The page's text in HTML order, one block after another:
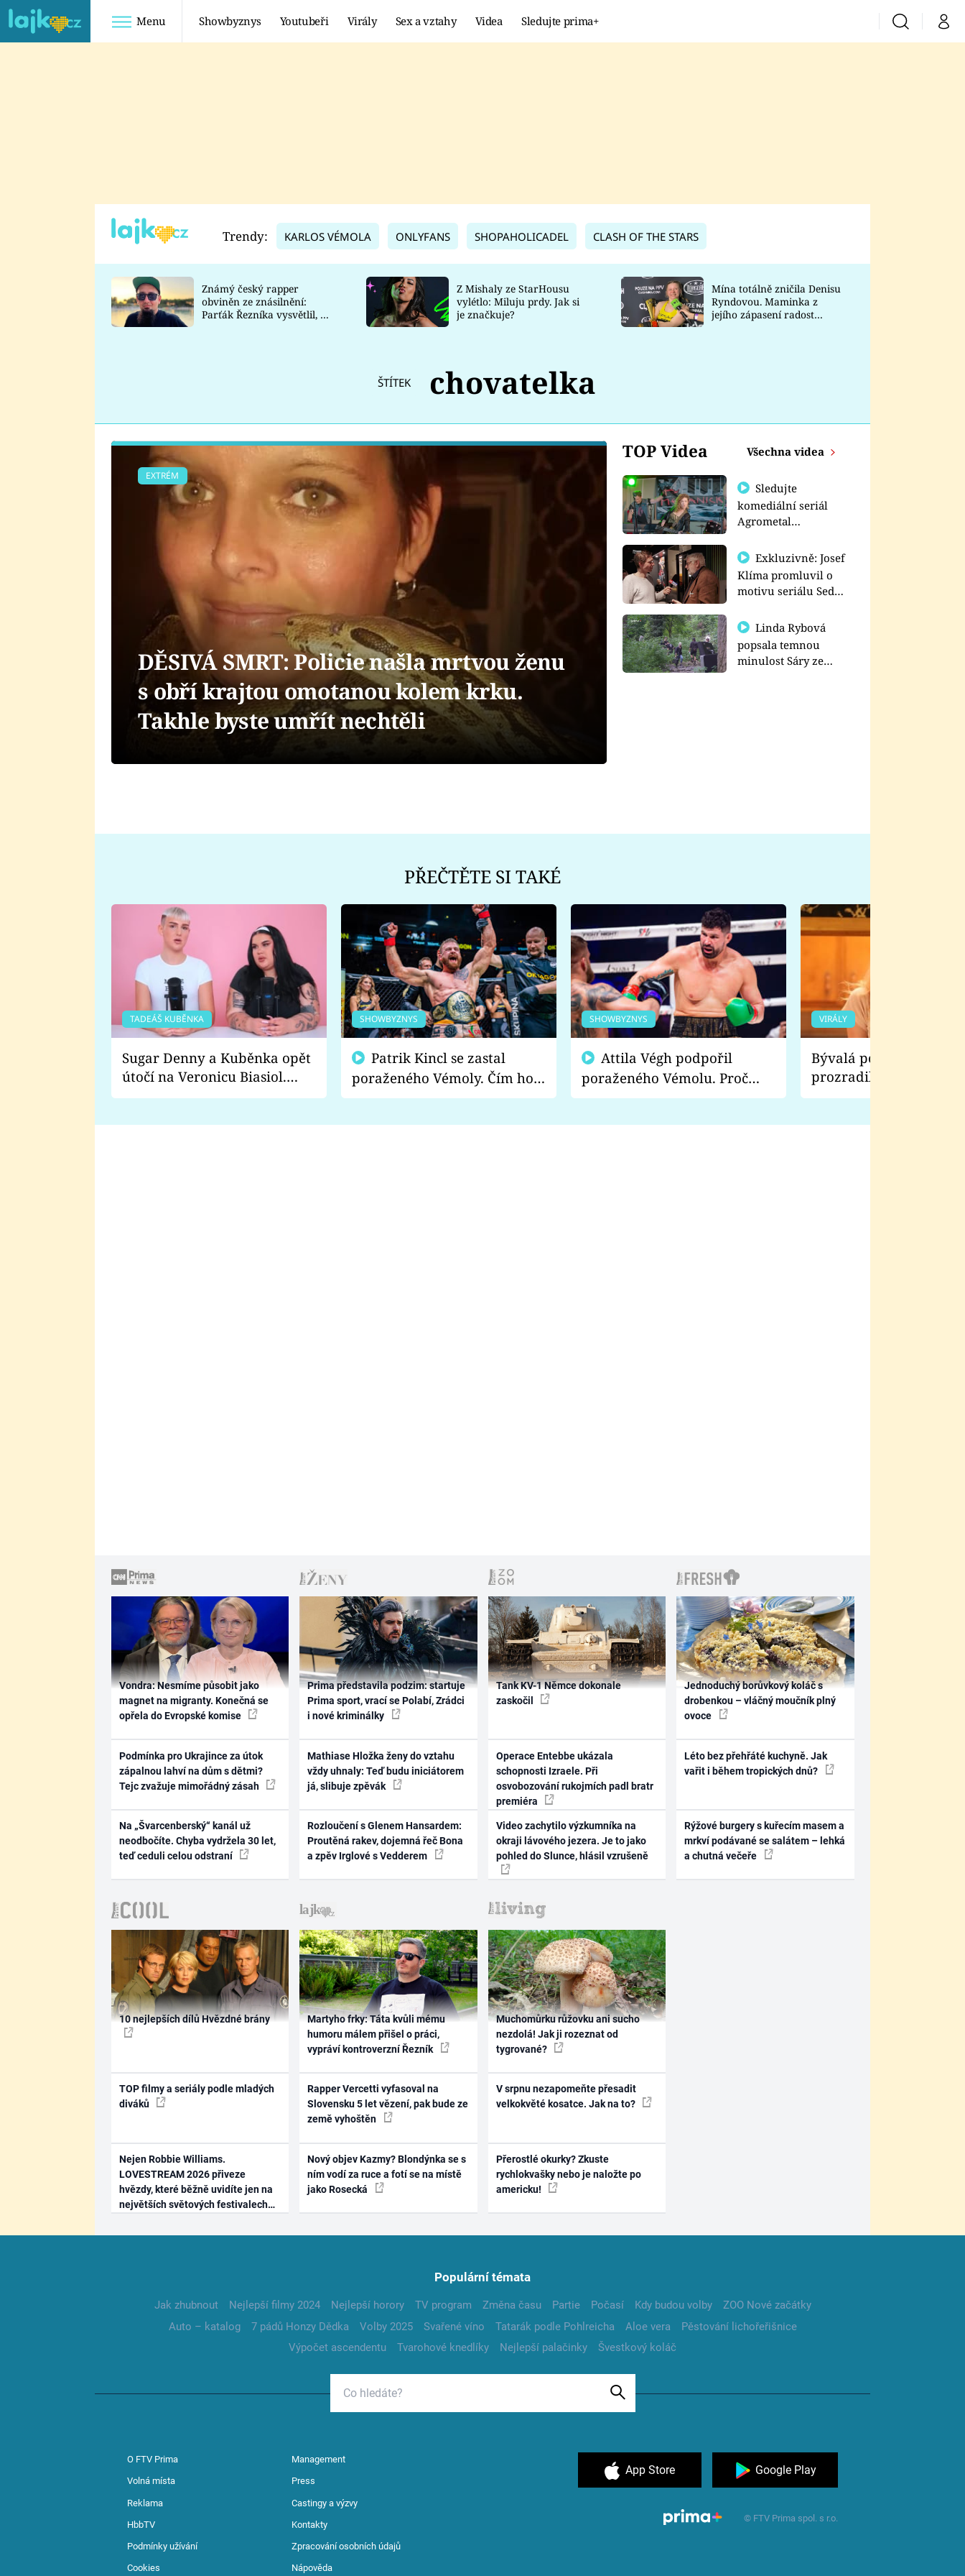
Menu Showbyznys Youtubeři Virály Sex a vztahy Videa Sledujte prima+ VyhledáváníMůj
TADEÁŠ KUBĚNKA
DATEL
Prima Lajk
Sledujte nás
Trendy: KARLOS VÉMOLA ONLYFANS SHOPAHOLICADEL CLASH OF THE STARS
Známý český rapper
obviněn ze znásilnění:
Parťák Řezníka vysvětlil, co
Z Mishaly ze StarHousu
vylétlo: Miluju prdy. Jak si
je značkuje?
Mína totálně zničila Denisu
Ryndovou. Maminka z
jejího zápasení radost
ŠTÍTEK chovatelka
TOP Videa Všechna videa
Sledujte
komediální seriál
Agrometal
prima+
Exkluzivně: Josef
Klíma promluvil o
motivu seriálu Sedm
Linda Rybová
popsala temnou
minulost Sáry ze
EXTRÉM
DĚSIVÁ SMRT: Policie našla mrtvou ženu
s obří krajtou omotanou kolem krku.
Takhle byste umřít nechtěli
PŘEČTĚTE SI TAKÉ
TADEÁŠ KUBĚNKA
Sugar Denny a Kuběnka opět
útočí na Veronicu Biasiol.
Proč je podle nich falešná a
SHOWBYZNYS
poraženého Vémoly. Čím ho
fanoušci naštvali?
SHOWBYZNYS
poraženého Vémolu. Proč
chce raději zápasit s ním než
VIRÁLY
Bývalá pornoherečka
prozradila, co ji
natáčení Euforie.
Vondra: Nesmíme působit jako
magnet na migranty. Konečná se
opřela do Evropské komise
Podmínka pro Ukrajince za útok
zápalnou lahví na dům s dětmi?
Tejc zvažuje mimořádný zásah
Na „Švarcenberský“ kanál už
neodbočíte. Chyba vydržela 30 let,
teď ceduli celou odstraní
Prima představila podzim: startuje
Prima sport, vrací se Polabí, Zrádci
i nové kriminálky
Mathiase Hložka ženy do vztahu
vždy uhnaly: Teď budu iniciátorem
já, slibuje zpěvák
Rozloučení s Glenem Hansardem:
Proutěná rakev, dojemná řeč Bona
a zpěv Irglové s Vedderem
Tank KV-1 Němce dokonale
zaskočil
Operace Entebbe ukázala
schopnosti Izraele. Při
osvobozování rukojmích padl bratr
premiéra
Video zachytilo výzkumníka na
okraji lávového jezera. Je to jako
pohled do Slunce, hlásil vzrušeně
Jednoduchý borůvkový koláč s
drobenkou – vláčný moučník plný
ovoce
Léto bez přehřáté kuchyně. Jak
vařit i během tropických dnů?
Rýžové burgery s kuřecím masem a
mrkví podávané se salátem – lehká
a chutná večeře
10 nejlepších dílů Hvězdné brány
TOP filmy a seriály podle mladých
diváků
Nejen Robbie Williams.
LOVESTREAM 2026 přiveze
hvězdy, které běžně uvidíte jen na
největších světových festivalech
Martyho frky: Táta kvůli mému
humoru málem přišel o práci,
vypráví kontroverzní Řezník
Rapper Vercetti vyfasoval na
Slovensku 5 let vězení, pak bude ze
země vyhoštěn
Nový objev Kazmy? Blondýnka se s
ním vodí za ruce a fotí se na místě
jako Rosecká
Muchomůrku růžovku ani sucho
nezdolá! Jak ji rozeznat od
tygrované?
V srpnu nezapomeňte přesadit
velkokvěté kosatce. Jak na to?
Přerostlé okurky? Zkuste
rychlokvašky nebo je naložte po
americku!
Populární témata
Jak zhubnout Nejlepší filmy 2024 Nejlepší horory TV program Změna času Partie Počasí Kdy budou volby
ZOO Nové začátky
Auto – katalog
7 pádů Honzy Dědka Volby 2025 Svařené víno Tatarák podle Pohlreicha Aloe vera
Pěstování lichořeřišnice
Výpočet ascendentu
Tvarohové knedlíky Nejlepší palačinky Švestkový koláč
O FTV Prima Management
Volná místa Press
Reklama Castingy a výzvy
HbbTV Kontakty
Podmínky užívání Zpracování osobních údajů
Cookies Nápověda
App Store Google Play
© FTV Prima spol. s r.o.